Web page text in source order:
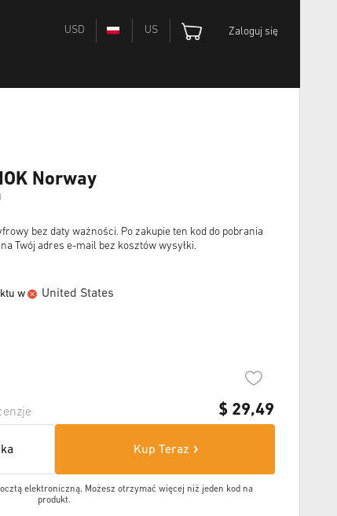
USD US Zaloguj się
Norway
bez daty ważności. Po zakupie ten kod do pobrania
Twój adres e-mail bez kosztów wysyłki.
w United States
$ 29,49
Kup Teraz
elektroniczną. Możesz otrzymać więcej niż jeden kod na
produkt.